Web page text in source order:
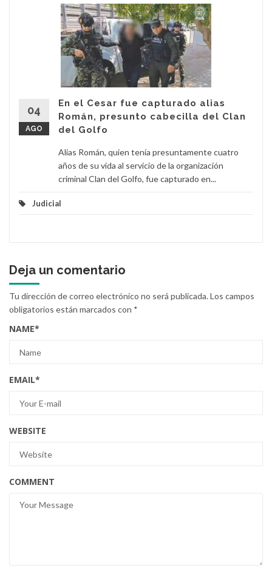
04
AGO
En el Cesar fue capturado alias
Román, presunto cabecilla del Clan
del Golfo
Alias Román, quien tenía presuntamente cuatro
años de su vida al servicio de la organización
criminal Clan del Golfo, fue capturado en...
Judicial
Deja un comentario
Tu dirección de correo electrónico no será publicada.Los campos
obligatorios están marcados con *
NAME*
EMAIL*
WEBSITE
COMMENT